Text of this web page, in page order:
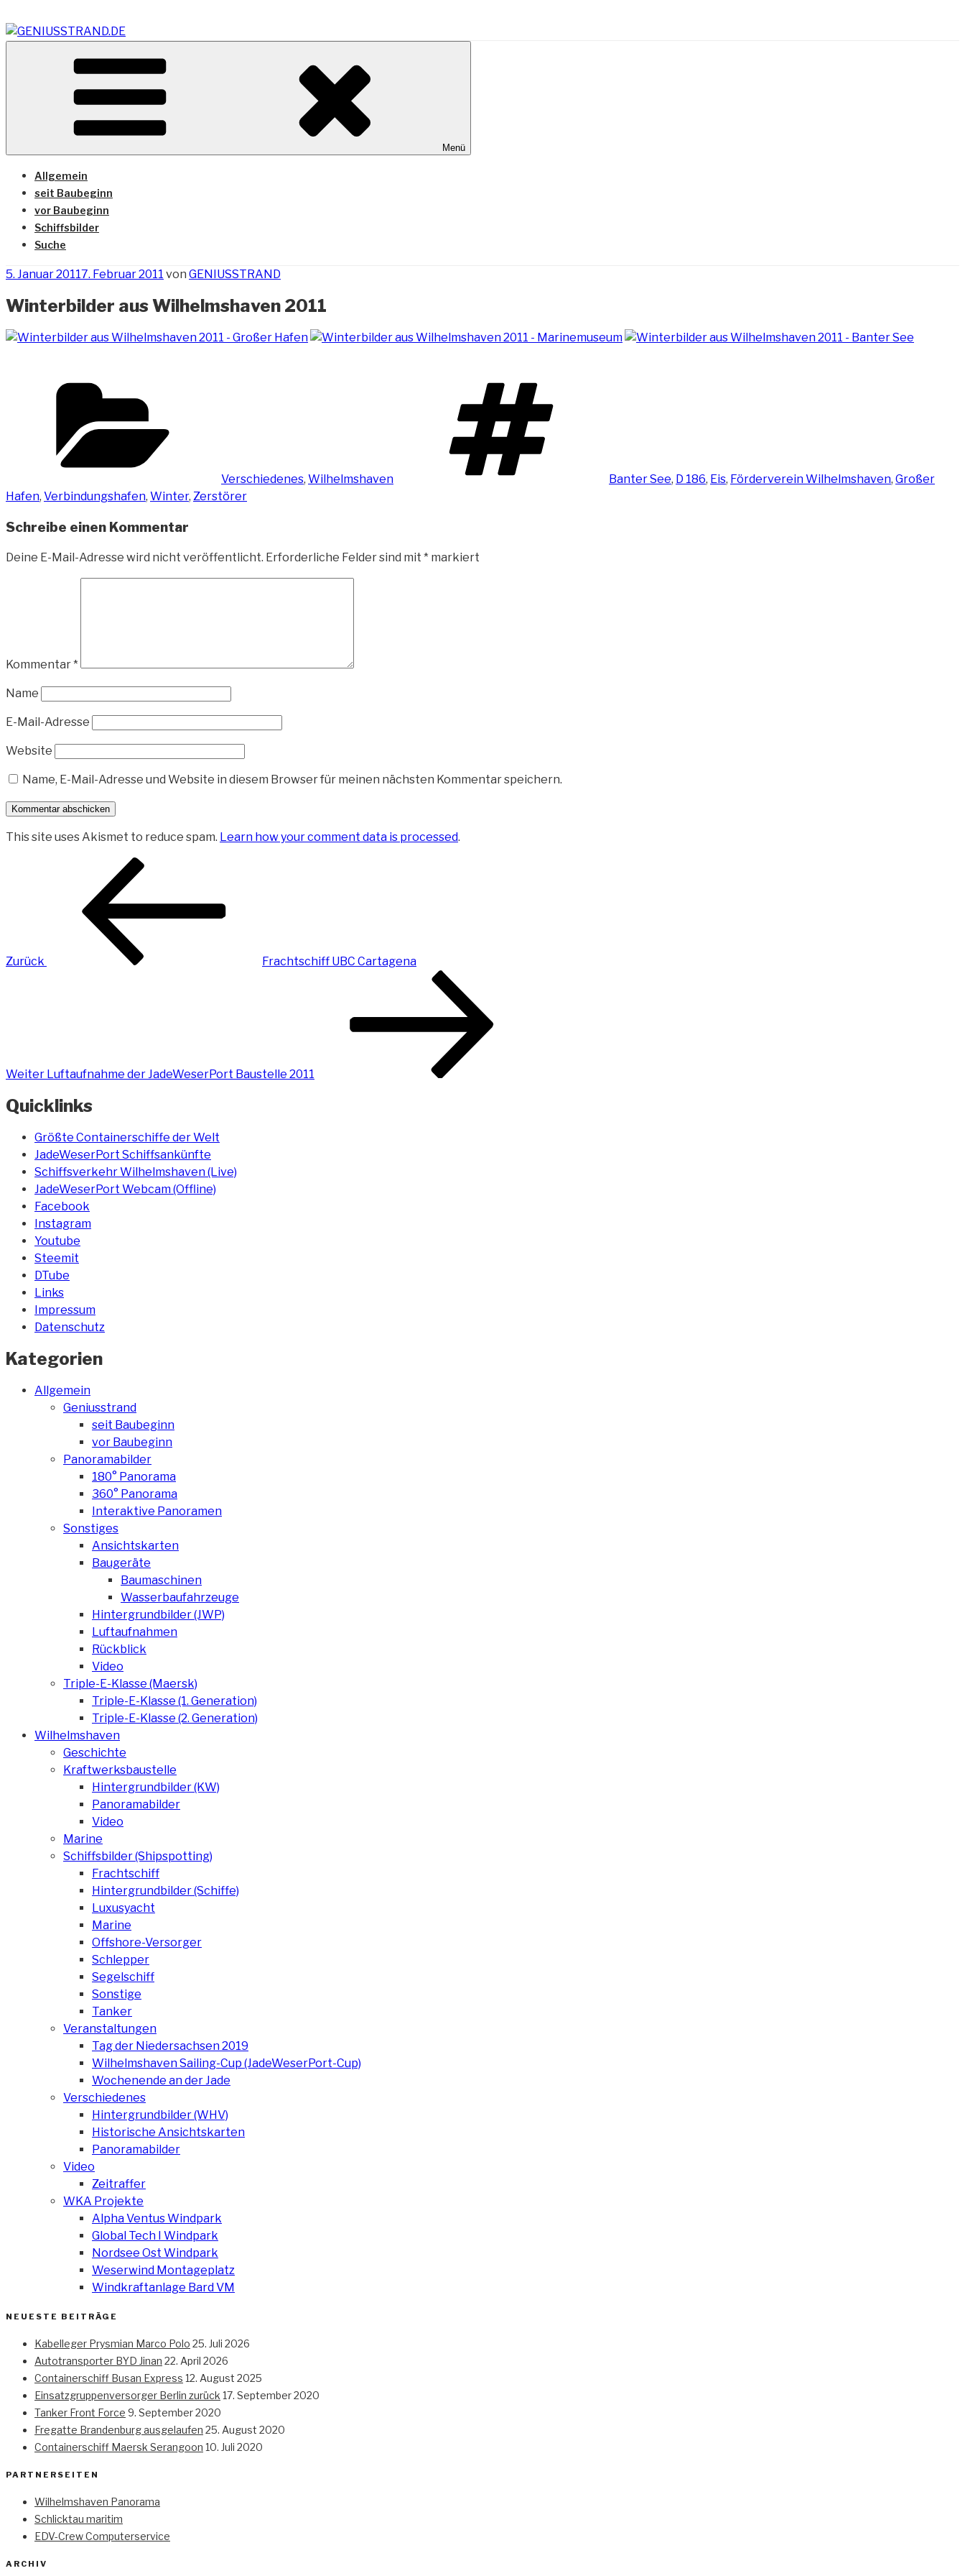
Inhalt
springen
GENIUSSTRAND.DE
Vom Geniusstrand zum JadeWeserPort/Container Terminal Wilhelmshaven
Menü
Allgemein
seit Baubeginn
vor Baubeginn
Schiffsbilder
Suche
Veröffentlicht
5. Januar 20117. Februar 2011 von GENIUSSTRAND
Winterbilder aus Wilhelmshaven 2011
Verschiedenes, Wilhelmshaven Banter See, D 186, Eis, Förderverein Wilhelmshaven, Großer
Hafen, Verbindungshafen, Winter, Zerstörer
Schreibe einen Kommentar
Deine E-Mail-Adresse wird nicht veröffentlicht. Erforderliche Felder sind mit * markiert
Kommentar*
Name
E-Mail-Adresse
Website
Name, E-Mail-Adresse und Website in diesem Browser für meinen nächsten Kommentar speichern.
This site uses Akismet to reduce spam. Learn how your comment data is processed.
Beitragsnavigation
Zurück
Frachtschiff UBC Cartagena
Weiter Luftaufnahme der JadeWeserPort Baustelle 2011
Quicklinks
Größte Containerschiffe der Welt
JadeWeserPort Schiffsankünfte
Schiffsverkehr Wilhelmshaven (Live)
JadeWeserPort Webcam (Offline)
Facebook
Instagram
Youtube
Steemit
DTube
Links
Impressum
Datenschutz
Kategorien
Allgemein
Geniusstrand
seit Baubeginn
vor Baubeginn
Panoramabilder
180° Panorama
360° Panorama
Interaktive Panoramen
Sonstiges
Ansichtskarten
Baugeräte
Baumaschinen
Wasserbaufahrzeuge
Hintergrundbilder (JWP)
Luftaufnahmen
Rückblick
Video
Triple-E-Klasse (Maersk)
Triple-E-Klasse (1. Generation)
Triple-E-Klasse (2. Generation)
Wilhelmshaven
Geschichte
Kraftwerksbaustelle
Hintergrundbilder (KW)
Panoramabilder
Video
Marine
Schiffsbilder (Shipspotting)
Frachtschiff
Hintergrundbilder (Schiffe)
Luxusyacht
Marine
Offshore-Versorger
Schlepper
Segelschiff
Sonstige
Tanker
Veranstaltungen
Tag der Niedersachsen 2019
Wilhelmshaven Sailing-Cup (JadeWeserPort-Cup)
Wochenende an der Jade
Verschiedenes
Hintergrundbilder (WHV)
Historische Ansichtskarten
Panoramabilder
Video
Zeitraffer
WKA Projekte
Alpha Ventus Windpark
Global Tech I Windpark
Nordsee Ost Windpark
Weserwind Montageplatz
Windkraftanlage Bard VM
NEUESTE BEITRÄGE
Kabelleger Prysmian Marco Polo 25. Juli 2026
Autotransporter BYD Jinan 22. April 2026
Containerschiff Busan Express 12. August 2025
Einsatzgruppenversorger Berlin zurück 17. September 2020
Tanker Front Force 9. September 2020
Fregatte Brandenburg ausgelaufen 25. August 2020
Containerschiff Maersk Serangoon 10. Juli 2020
PARTNERSEITEN
Wilhelmshaven Panorama
Schlicktau maritim
EDV-Crew Computerservice
ARCHIV